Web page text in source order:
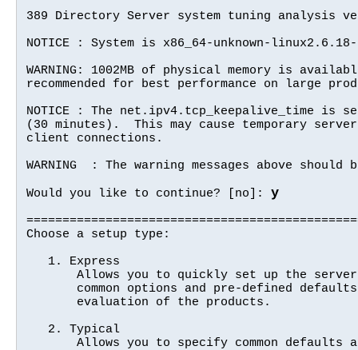
389 Directory Server system tuning analysis
NOTICE : System is x86_64-unknown-
WARNING: 1002MB of physical memory is
recommended for best performance on large
NOTICE : The net.ipv4.tcp_keepalive_time is
(30 minutes).  This may cause temporary
client connections.
WARNING  : The warning messages above
Would you like to continue? [no]: y
Choose a setup type:
   1. Express
Allows you to quickly set up the
common options and pre-defined
       evaluation of the products.
   2. Typical
Allows you to specify common defaults